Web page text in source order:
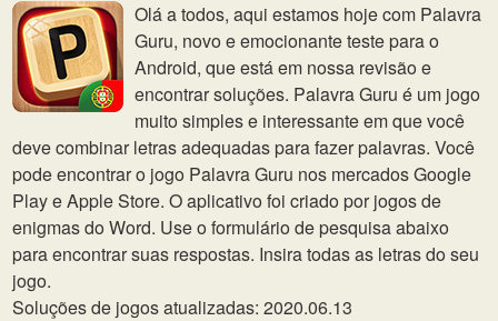
Olá a todos, aqui estamos hoje com Palavra
Guru, novo e emocionante teste para o
Android, que está em nossa revisão e
encontrar soluções. Palavra Guru é um jogo
muito simples e interessante em que você
deve combinar letras adequadas para fazer palavras. Você
pode encontrar o jogo Palavra Guru nos mercados Google
Play e Apple Store. O aplicativo foi criado por jogos de
enigmas do Word. Use o formulário de pesquisa abaixo
para encontrar suas respostas. Insira todas as letras do seu
jogo.
Soluções de jogos atualizadas: 2020.06.13